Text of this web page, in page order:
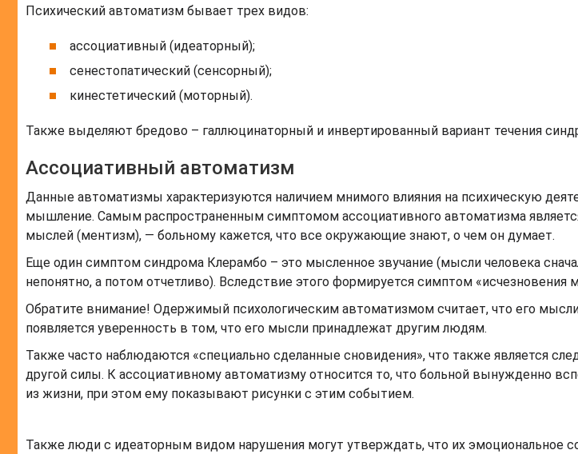
Психический автоматизм бывает трех видов:
ассоциативный (идеаторный);
сенестопатический (сенсорный);
кинестетический (моторный).
Также выделяют бредово – галлюцинаторный и инвертированный вариант течения
Ассоциативный автоматизм
Данные автоматизмы характеризуются наличием мнимого влияния на психическую
мышление. Самым распространенным симптомом ассоциативного автоматизма
мыслей (ментизм), — больному кажется, что все окружающие знают, о чем он думает.
Еще один симптом синдрома Клерамбо – это мысленное звучание (мысли человека
непонятно, а потом отчетливо). Вследствие этого формируется симптом «исчезновения
Обратите внимание! Одержимый психологическим автоматизмом считает, что его
появляется уверенность в том, что его мысли принадлежат другим людям.
Также часто наблюдаются «специально сделанные сновидения», что также является
другой силы. К ассоциативному автоматизму относится то, что больной вынужденно
из жизни, при этом ему показывают рисунки с этим событием.
Также люди с идеаторным видом нарушения могут утверждать, что их эмоциональное